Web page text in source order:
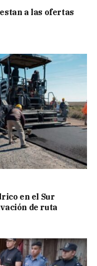
a las ofertas
en el Sur
de ruta